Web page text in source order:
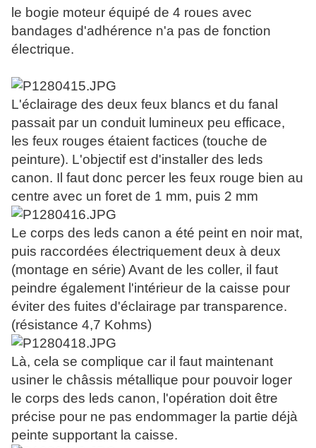
le bogie moteur équipé de 4 roues avec
bandages d'adhérence n'a pas de fonction
électrique.
L'éclairage des deux feux blancs et du fanal
passait par un conduit lumineux peu efficace,
les feux rouges étaient factices (touche de
peinture). L'objectif est d'installer des leds
canon. Il faut donc percer les feux rouge bien au
centre avec un foret de 1 mm, puis 2 mm
Le corps des leds canon a été peint en noir mat,
puis raccordées électriquement deux à deux
(montage en série) Avant de les coller, il faut
peindre également l'intérieur de la caisse pour
éviter des fuites d'éclairage par transparence.
(résistance 4,7 Kohms)
Là, cela se complique car il faut maintenant
usiner le châssis métallique pour pouvoir loger
le corps des leds canon, l'opération doit être
précise pour ne pas endommager la partie déjà
peinte supportant la caisse.